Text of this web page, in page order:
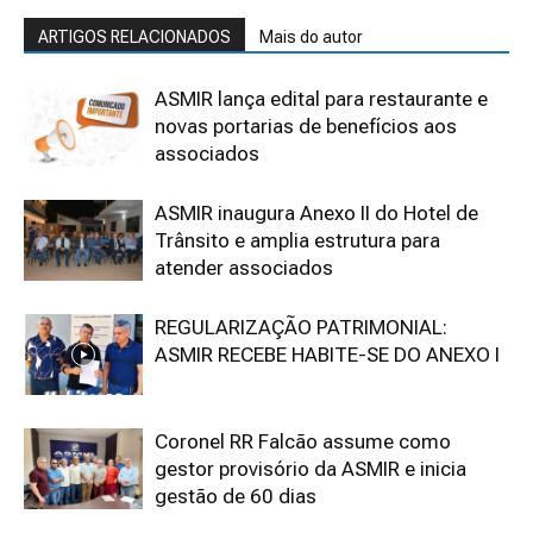
ARTIGOS RELACIONADOS Mais do autor
ASMIR lança edital para restaurante e
novas portarias de benefícios aos
associados
ASMIR inaugura Anexo II do Hotel de
Trânsito e amplia estrutura para
atender associados
REGULARIZAÇÃO PATRIMONIAL:
ASMIR RECEBE HABITE-SE DO ANEXO I
Coronel RR Falcão assume como
gestor provisório da ASMIR e inicia
gestão de 60 dias